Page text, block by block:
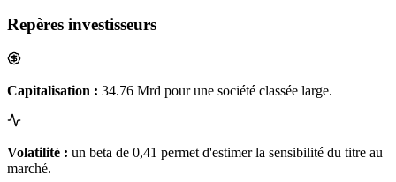
Repères investisseurs
Capitalisation : 34.76 Mrd pour une société classée large.
Volatilité : un beta de 0,41 permet d'estimer la sensibilité du titre au
marché.